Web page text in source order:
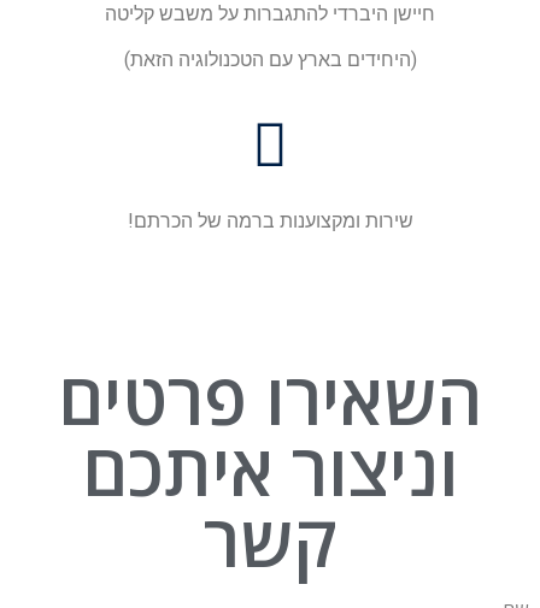
חיישן היברדי להתגברות על משבש קליטה
(היחידים בארץ עם הטכנולוגיה הזאת)
שירות ומקצוענות ברמה של הכרתם!
השאירו פרטים
וניצור איתכם
קשר